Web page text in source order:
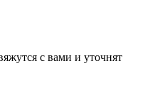
с вами и уточнят